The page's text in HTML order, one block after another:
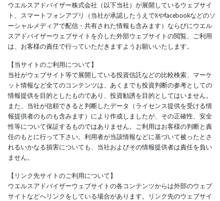
ウエルスアドバイザー株式会社（以下当社）が展開しているウェブサイ
ト、スマートフォンアプリ（当社が承認したうえでXやfacebookなどのソ
ーシャルメディアで配信・共有された情報も含みます）ならびにウエル
スアドバイザーウェブサイトを介した外部ウェブサイトの閲覧、ご利用
は、お客様の責任で行っていただきますようお願いいたします。
【当サイトのご利用について】
当社がウェブサイト等で展開している投資信託などの比較検索、マーケ
ット情報など全てのコンテンツは、あくまでも投資判断の参考としての
情報提供を目的としたものであり、投資勧誘を目的としてはいません。
また、当社が信頼できると判断したデータ（ライセンス提供を受ける情
報提供者のものも含みます）により作成しましたが、その正確性、安全
性等について保証するものではありません。ご利用はお客様の判断と責
任のもとに行って下さい。利用者が当該情報などに基づいて被ったとさ
れるいかなる損害についても、当社およびその情報提供者は責任を負い
ません。
【リンク先サイトのご利用について】
ウエルスアドバイザーウェブサイトの各コンテンツからは外部のウェブ
サイトなどへリンクをしている場合があります。リンク先のウェブサイ